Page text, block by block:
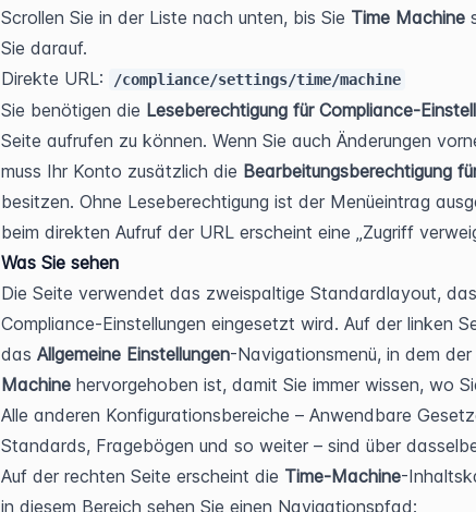
Scrollen Sie in der Liste nach unten, bis Sie Time Machine
Sie darauf.
Direkte URL:
/compliance/settings/time/machine
Sie benötigen die Leseberechtigung für Compliance-
Seite aufrufen zu können. Wenn Sie auch Änderungen
muss Ihr Konto zusätzlich die Bearbeitungsberechtigung
besitzen. Ohne Leseberechtigung ist der Menüeintrag
beim direkten Aufruf der URL erscheint eine „Zugriff
Was Sie sehen
Die Seite verwendet das zweispaltige Standardlayout,
Compliance-Einstellungen eingesetzt wird. Auf der linken
das Allgemeine Einstellungen-Navigationsmenü, in dem der
Machine hervorgehoben ist, damit Sie immer wissen, wo
Alle anderen Konfigurationsbereiche – Anwendbare
Standards, Fragebögen und so weiter – sind über
Auf der rechten Seite erscheint die Time-Machine-